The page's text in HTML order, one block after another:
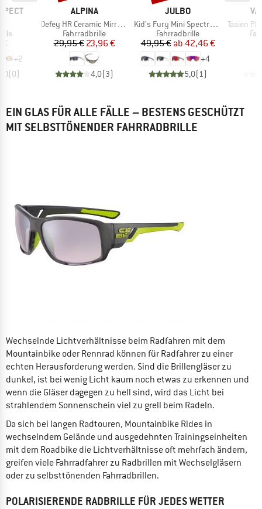
+2
(0)
MARKE
ALPINA
Artikel
Defey HR Ceramic Mirror Cat 3
Produktgruppe
Fahrradbrille
Preis
29,95 €reduzierter Preis
23,96 €
4,0(3)
MARKE
JULBO
Artikel
Kid's Fury Mini Spectron 3
Produktgruppe
Fahrradbrille
Preis
49,95 € reduzierter Preis
ab 42,46 €
+4
5,0( 1)
Artikel
Taaien
EIN GLAS FÜR ALLE FÄLLE – BESTENS GESCHÜTZT
MIT SELBSTTÖNENDER FAHRRADBRILLE
Wechselnde Lichtverhältnisse beim Radfahren mit dem
Mountainbike oder Rennrad können für Radfahrer zu einer
echten Herausforderung werden. Sind die Brillengläser zu
dunkel, ist bei wenig Licht kaum noch etwas zu erkennen und
wenn die Gläser dagegen zu hell sind, wird das Licht bei
strahlendem Sonnenschein viel zu grell beim Radeln.
Da sich bei langen Radtouren, Mountainbike Rides in
wechselndem Gelände und ausgedehnten Trainingseinheiten
mit dem Roadbike die Lichtverhältnisse oft mehrfach ändern,
greifen viele Fahrradfahrer zu Radbrillen mit Wechselgläsern
oder zu selbsttönenden Fahrradbrillen.
POLARISIERENDE RADBRILLE FÜR JEDES WETTER